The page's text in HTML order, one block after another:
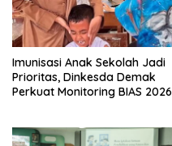
Imunisasi Anak Sekolah Jadi
Prioritas, Dinkesda Demak
Perkuat Monitoring BIAS 2026